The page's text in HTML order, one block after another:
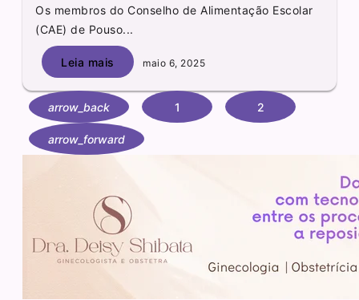
Os membros do Conselho de Alimentação Escolar
(CAE) de Pouso...
Leia mais maio 6, 2025
arrow_back 1 2
arrow_forward